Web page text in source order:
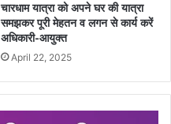
चारधाम यात्रा को अपने घर की यात्रा
समझकर पूरी मेहतन व लगन से कार्य करें
अधिकारी-आयुक्त
April 22, 2025